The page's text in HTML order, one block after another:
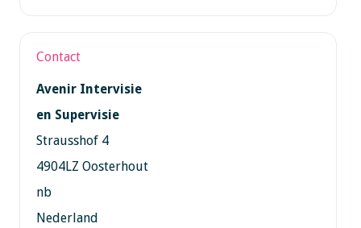
Contact
Avenir Intervisie
en Supervisie
Strausshof 4
4904LZ Oosterhout
nb
Nederland